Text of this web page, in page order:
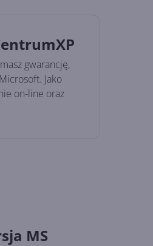
gwarancję,
Jako
on-line oraz
MS